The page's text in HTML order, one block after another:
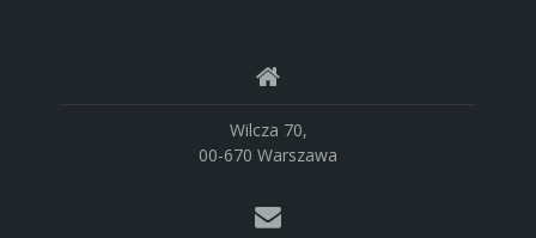
Wilcza 70,
00-670 Warszawa